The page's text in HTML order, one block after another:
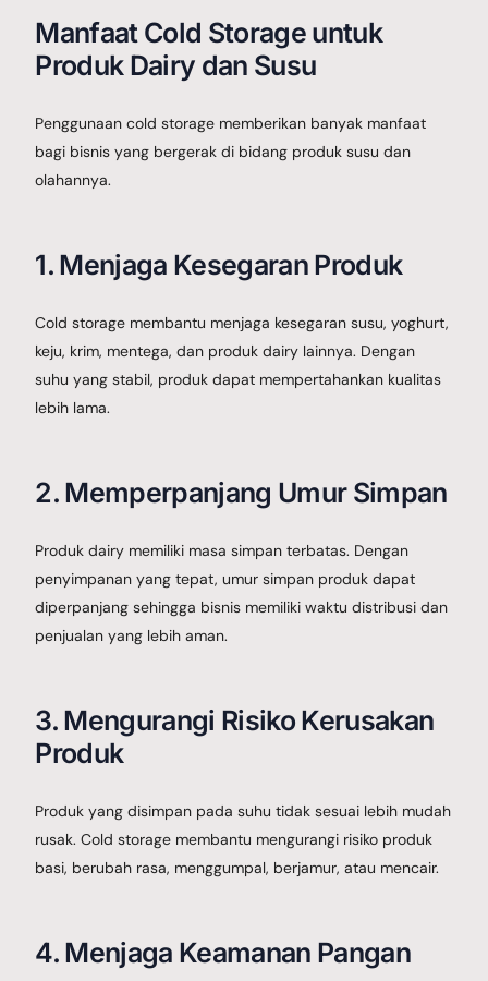
Manfaat Cold Storage untuk
Produk Dairy dan Susu
Penggunaan cold storage memberikan banyak manfaat
bagi bisnis yang bergerak di bidang produk susu dan
olahannya.
1. Menjaga Kesegaran Produk
Cold storage membantu menjaga kesegaran susu, yoghurt,
keju, krim, mentega, dan produk dairy lainnya. Dengan
suhu yang stabil, produk dapat mempertahankan kualitas
lebih lama.
2. Memperpanjang Umur Simpan
Produk dairy memiliki masa simpan terbatas. Dengan
penyimpanan yang tepat, umur simpan produk dapat
diperpanjang sehingga bisnis memiliki waktu distribusi dan
penjualan yang lebih aman.
3. Mengurangi Risiko Kerusakan
Produk
Produk yang disimpan pada suhu tidak sesuai lebih mudah
rusak. Cold storage membantu mengurangi risiko produk
basi, berubah rasa, menggumpal, berjamur, atau mencair.
4. Menjaga Keamanan Pangan